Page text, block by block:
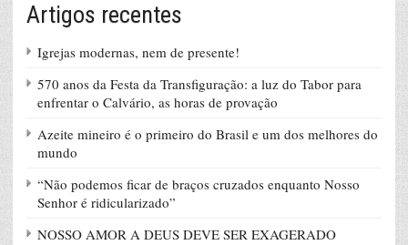
Artigos recentes
Igrejas modernas, nem de presente!
570 anos da Festa da Transfiguração: a luz do Tabor para
enfrentar o Calvário, as horas de provação
Azeite mineiro é o primeiro do Brasil e um dos melhores do
mundo
“Não podemos ficar de braços cruzados enquanto Nosso
Senhor é ridicularizado”
NOSSO AMOR A DEUS DEVE SER EXAGERADO